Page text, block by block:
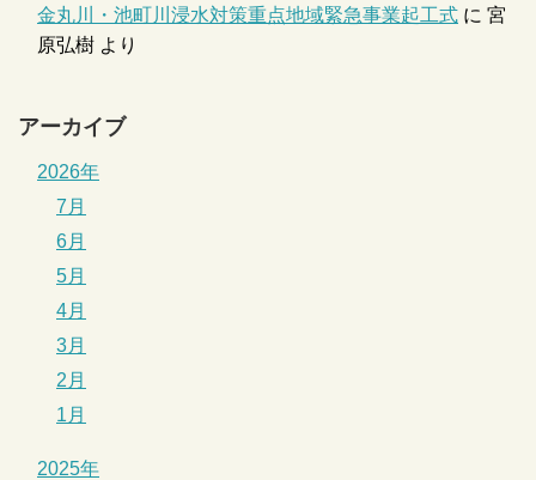
金丸川・池町川浸水対策重点地域緊急事業起工式 に 宮
原弘樹 より
アーカイブ
2026年
7月
6月
5月
4月
3月
2月
1月
2025年